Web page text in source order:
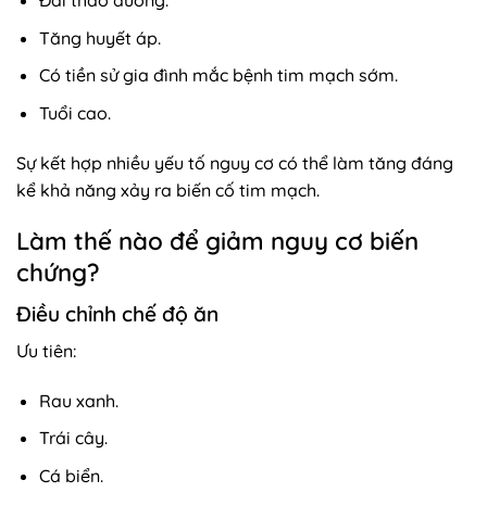
Tăng huyết áp.
Có tiền sử gia đình mắc bệnh tim mạch sớm.
Tuổi cao.
Sự kết hợp nhiều yếu tố nguy cơ có thể làm tăng đáng
kể khả năng xảy ra biến cố tim mạch.
Làm thế nào để giảm nguy cơ biến
chứng?
Điều chỉnh chế độ ăn
Ưu tiên:
Rau xanh.
Trái cây.
Cá biển.